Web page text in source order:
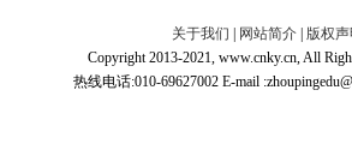
关于我们 | 网站简介 | 版权
Copyright 2013-2021, www.cnky.cn, All
热线电话:010-69627002 E-mail